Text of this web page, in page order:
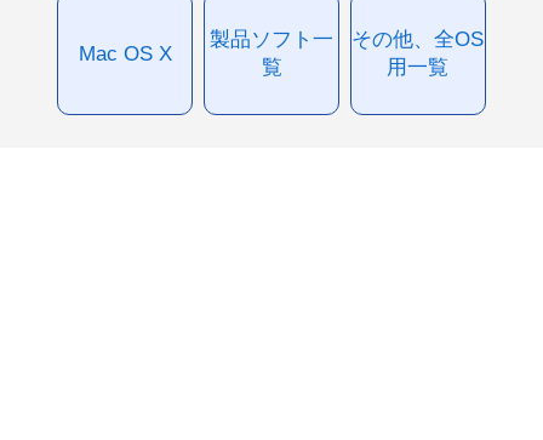
Mac OS X
製品ソフト一
覧
その他、全OS
用一覧